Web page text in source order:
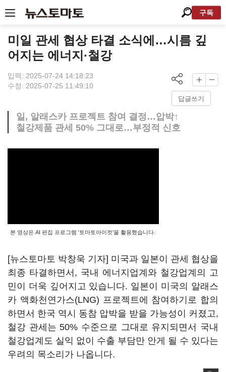
구독
미일 관세 협상 타결 소식에…시름 깊
어지는 에너지·철강
입력: 2025-07-24 14:18:23
수정: 2025-07-25 11:49:10
답글쓰기
일, 알래스카 프로젝트 참여 결정…압박↑
철강제품 관세 50% 그대로…부정적 신호
본 영상은 AI 편집 프로그램 '토마토아이컷'을 활용했습니다.
[뉴스토마토 박창욱 기자] 미국과 일본이 관세 협상을
최종 타결하면서, 국내 에너지업계와 철강업계의 고
민이 더욱 깊어지고 있습니다. 일본이 미국의 알래스
카 액화천연가스(LNG) 프로젝트에 참여하기로 합의
하면서 한국 역시 동참 압박을 받을 가능성이 커졌고,
철강 관세는 50% 수준으로 그대로 유지되면서 국내
철강업계도 실익 없이 수출 부담만 안게 될 수 있다는
우려의 목소리가 나옵니다.